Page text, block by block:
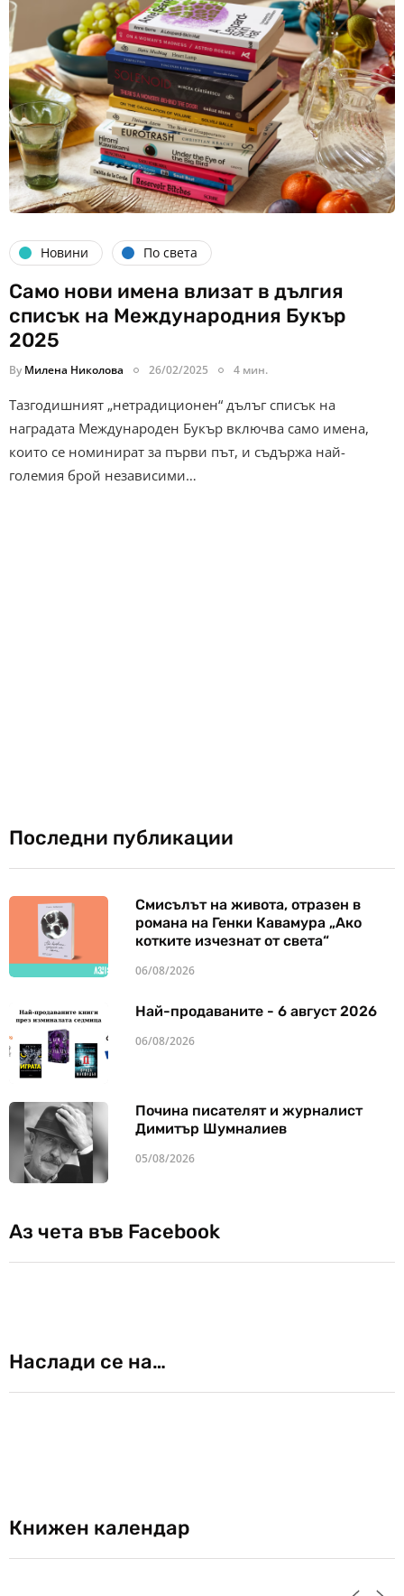
Новини По света
Само нови имена влизат в дългия
списък на Международния Букър
2025
By Милена Николова 26/02/2025 4 мин.
Тазгодишният „нетрадиционен“ дълъг списък на
наградата Международен Букър включва само имена,
които се номинират за първи път, и съдържа най-
големия брой независими…
Последни публикации
Смисълът на живота, отразен в
романа на Генки Кавамура „Ако
котките изчезнат от света“
06/08/2026
Най-продаваните - 6 август 2026
06/08/2026
Почина писателят и журналист
Димитър Шумналиев
05/08/2026
Аз чета във Facebook
Наслади се на…
Книжен календар